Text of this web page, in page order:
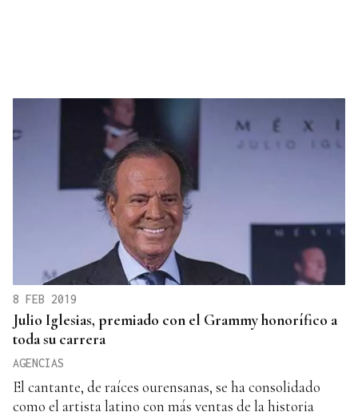
8 FEB 2019
Julio Iglesias, premiado con el Grammy honorífico a
toda su carrera
AGENCIAS
El cantante, de raíces ourensanas, se ha consolidado
como el artista latino con más ventas de la historia